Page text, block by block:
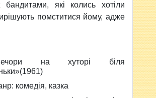
які колись хотіли
помститися йому, адже
на хуторі біля
»(1961)
комедія, казка